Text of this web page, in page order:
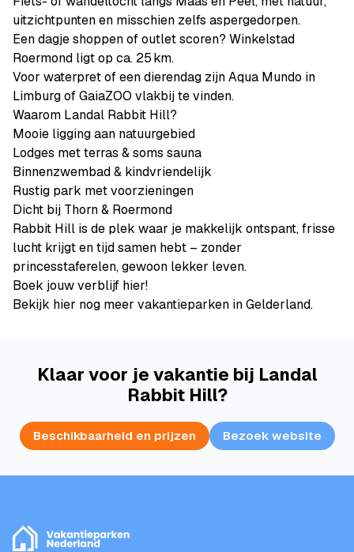
uitzichtpunten en misschien zelfs aspergedorpen.
Een dagje shoppen of outlet scoren? Winkelstad
Roermond ligt op ca. 25 km.
Voor waterpret of een dierendag zijn Aqua Mundo in
Limburg of GaiaZOO vlakbij te vinden.
Waarom Landal Rabbit Hill?
Mooie ligging aan natuurgebied
Lodges met terras & soms sauna
Binnenzwembad & kindvriendelijk
Rustig park met voorzieningen
Dicht bij Thorn & Roermond
Rabbit Hill is de plek waar je makkelijk ontspant, frisse
lucht krijgt en tijd samen hebt – zonder
princesstaferelen, gewoon lekker leven.
Boek jouw verblijf hier!
Bekijk hier nog meer vakantieparken in Gelderland.
Klaar voor je vakantie bij Landal
Rabbit Hill?
Beschikbaarheid en prijzen Bezoek website